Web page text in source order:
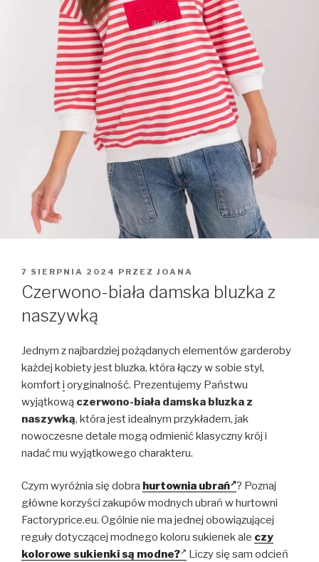
OPUBLIKOWANE
W
7 SIERPNIA 2024 PRZEZ JOANA
Czerwono-biała damska bluzka z
naszywką
Jednym z najbardziej pożądanych elementów garderoby
każdej kobiety jest bluzka, która łączy w sobie styl,
komforti oryginalność. Prezentujemy Państwu
wyjątkową czerwono-biała damska bluzka z
naszywką, która jest idealnym przykładem, jak
nowoczesne detale mogą odmienić klasyczny krój i
nadać mu wyjątkowego charakteru.
Czym wyróżnia się dobra hurtownia ubrań ? Poznaj
główne korzyści zakupów modnych ubrań w hurtowni
Factoryprice.eu. Ogólnie nie ma jednej obowiązującej
reguły dotyczącej modnego koloru sukienek ale czy
kolorowe sukienki są modne?
Liczy się sam odcień